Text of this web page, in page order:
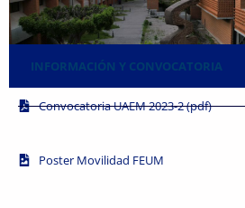
INFORMACIÓN Y CONVOCATORIA
Convocatoria UAEM 2023-2 (pdf)
Poster Movilidad FEUM